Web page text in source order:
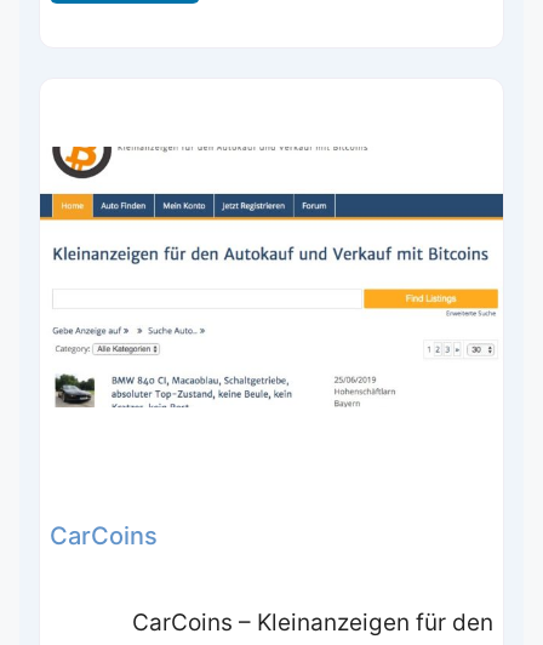
CarCoins
CarCoins – Kleinanzeigen für den